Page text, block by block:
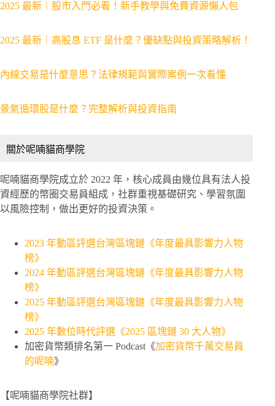
2025 最新｜股市入門必看！新手教學與免費資源懶人包
2025 最新｜高股息 ETF 是什麼？優缺點與投資策略解析！
內線交易是什麼意思？法律規範與實際案例一次看懂
景氣循環股是什麼？完整解析與投資指南
關於呢喃貓商學院
呢喃貓商學院成立於 2022 年，核心成員由幾位具有法人投
資經歷的幣圈交易員組成，社群重視基礎研究、學習氛圍
以風險控制，做出更好的投資決策。
2023 年動區評選台灣區塊鏈《年度最具影響力人物
榜》
2024 年動區評選台灣區塊鏈《年度最具影響力人物
榜》
2025 年動區評選台灣區塊鏈《年度最具影響力人物
榜》
2025 年數位時代評選《2025 區塊鏈 30 大人物》
加密貨幣類排名第一 Podcast《加密貨幣千萬交易員
的呢喃》
【呢喃貓商學院社群】